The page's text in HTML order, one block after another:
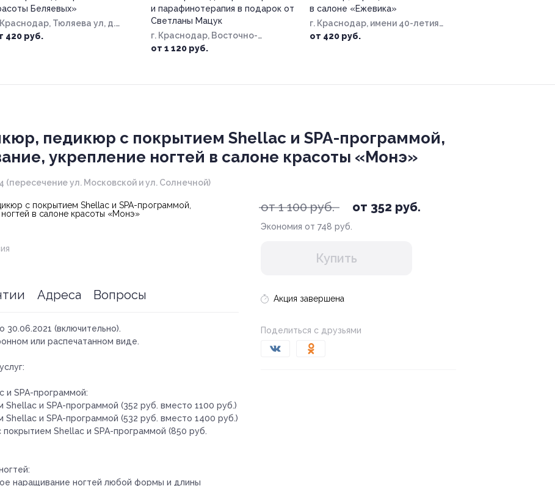
Беляевых»
Краснодар, Тюляева ул, д.
1
420 руб.
и парафинотерапия в подарок от
Светланы Мацук
г. Краснодар, Восточно-
Кругликовская ул, д. 22/3
от 1 120 руб.
в салоне «Ежевика»
г. Краснодар, имени 40-летия
Победы ул, д. 35/3
от 420 руб.
педикюр с покрытием Shellac и SPA-программой,
укрепление ногтей в салоне красоты «Монэ»
(пересечение ул. Московской и ул. Солнечной)
от 1 100 руб. от 352 руб.
Экономия от 748 руб.
Купить
Акция завершена
Поделиться с друзьями
Адреса Вопросы
30.06.2021 (включительно).
или распечатанном виде.
и SPA-программой:
и SPA-программой (352 руб. вместо 1100 руб.)
и SPA-программой (532 руб. вместо 1400 руб.)
Shellac и SPA-программой (850 руб.
наращивание ногтей любой формы и длины